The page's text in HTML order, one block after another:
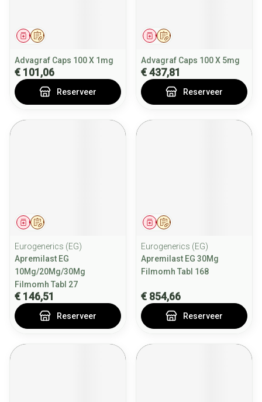
Op voorschrift
Geneesmiddel
Advagraf Caps 100 X 1mg
€ 101,06
Reserveer
Op voorschrift
Geneesmiddel
Advagraf Caps 100 X 5mg
€ 437,81
Reserveer
Op voorschrift
Geneesmiddel
Eurogenerics (EG)
Apremilast EG
10Mg/20Mg/30Mg
Filmomh Tabl 27
€ 146,51
Reserveer
Op voorschrift
Geneesmiddel
Eurogenerics (EG)
Apremilast EG 30Mg
Filmomh Tabl 168
€ 854,66
Reserveer